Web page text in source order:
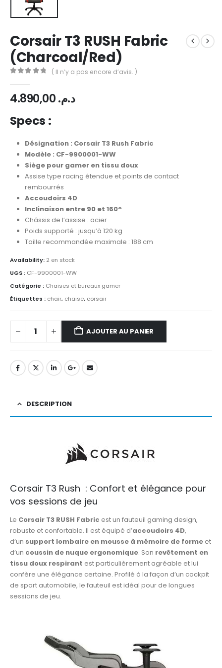
Corsair T3 RUSH Fabric
(Charcoal/Red)
( Il n’y a pas encore d’avis. )
د.م.
Specs :
Désignation : Corsair T3 Rush Fabric
Modèle : CF-9900001-WW
Siège pour gamer en tissu doux
Assise type racing étendue et points de contact
rembourrés
Accoudoirs 4D
Inclinaison entre 90 et 160°
Châssis de l’assise : acier
Poids supporté : jusqu’à 120 kg
Taille recommandée maximale : 188 cm
Availability: 2 en stock
UGS : CF-9900001-WW
Catégorie : Chaises et bureaux gamer
Étiquettes : chair, chaise, corsair
AJOUTER AU PANIER
DESCRIPTION
Corsair T3 Rush : Confort et élégance pour
vos sessions de jeu
Le Corsair T3 RUSH Fabric est un fauteuil gaming design,
robuste et confortable. Il est équipé d’accoudoirs 4D,
d’un support lombaire en mousse à mémoire de forme et
d’un coussin de nuque ergonomique. Son revêtement en
tissu doux respirant est particulièrement agréable et lui
confère une élégance certaine. Profilé à la façon d’un cockpit
de sport automobile, le fauteuil est idéal pour de longues
sessions de jeu.